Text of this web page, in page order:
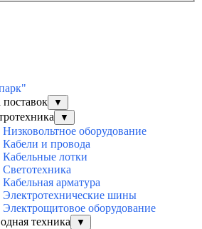
▼
▼
Низковольтное оборудование
Кабели и провода
Кабельные лотки
Светотехника
Кабельная арматура
Электротехнические шины
Электрощитовое оборудование
техника
▼